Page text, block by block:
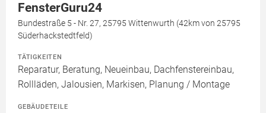
FensterGuru24
Bundestraße 5 - Nr. 27, 25795 Wittenwurth (42km von 25795
Süderhackstedtfeld)
TÄTIGKEITEN
Reparatur, Beratung, Neueinbau, Dachfenstereinbau,
Rollläden, Jalousien, Markisen, Planung / Montage
GEBÄUDETEILE